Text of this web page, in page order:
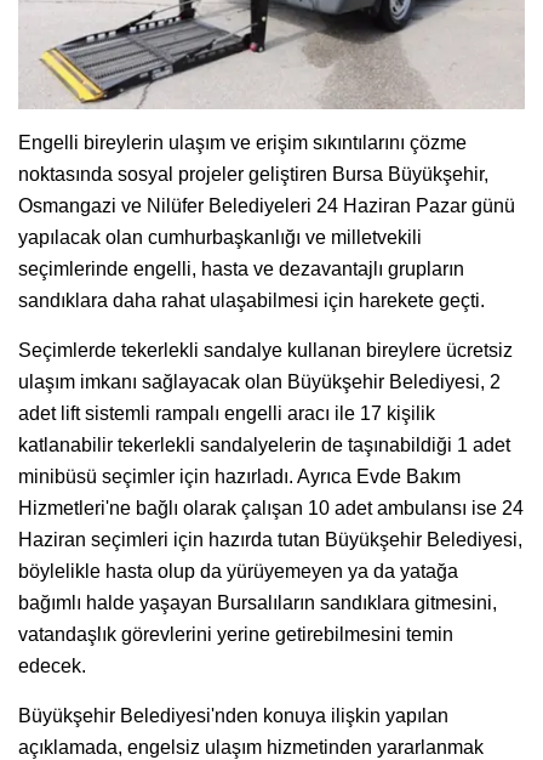
Engelli bireylerin ulaşım ve erişim sıkıntılarını çözme
noktasında sosyal projeler geliştiren Bursa Büyükşehir,
Osmangazi ve Nilüfer Belediyeleri 24 Haziran Pazar günü
yapılacak olan cumhurbaşkanlığı ve milletvekili
seçimlerinde engelli, hasta ve dezavantajlı grupların
sandıklara daha rahat ulaşabilmesi için harekete geçti.
Seçimlerde tekerlekli sandalye kullanan bireylere ücretsiz
ulaşım imkanı sağlayacak olan Büyükşehir Belediyesi, 2
adet lift sistemli rampalı engelli aracı ile 17 kişilik
katlanabilir tekerlekli sandalyelerin de taşınabildiği 1 adet
minibüsü seçimler için hazırladı. Ayrıca Evde Bakım
Hizmetleri'ne bağlı olarak çalışan 10 adet ambulansı ise 24
Haziran seçimleri için hazırda tutan Büyükşehir Belediyesi,
böylelikle hasta olup da yürüyemeyen ya da yatağa
bağımlı halde yaşayan Bursalıların sandıklara gitmesini,
vatandaşlık görevlerini yerine getirebilmesini temin
edecek.
Büyükşehir Belediyesi'nden konuya ilişkin yapılan
açıklamada, engelsiz ulaşım hizmetinden yararlanmak